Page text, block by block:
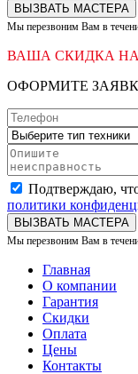
ВЫЗВАТЬ МАСТЕРА
Мы перезвоним Вам в
ВАША СКИДКА НА
ОФОРМИТЕ
Подтверждаю,
политики
ВЫЗВАТЬ МАСТЕРА
Мы перезвоним Вам в
Главная
О компании
Гарантия
Скидки
Оплата
Цены
Контакты